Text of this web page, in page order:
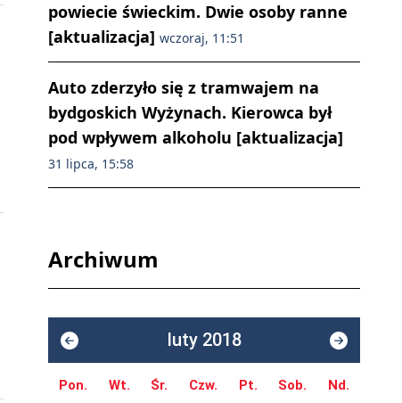
powiecie świeckim. Dwie osoby ranne
[aktualizacja] wczoraj, 11:51
Auto zderzyło się z tramwajem na
bydgoskich Wyżynach. Kierowca był
pod wpływem alkoholu [aktualizacja]
31 lipca, 15:58
Archiwum
luty 2018
Pon. Wt. Śr. Czw. Pt. Sob. Nd.